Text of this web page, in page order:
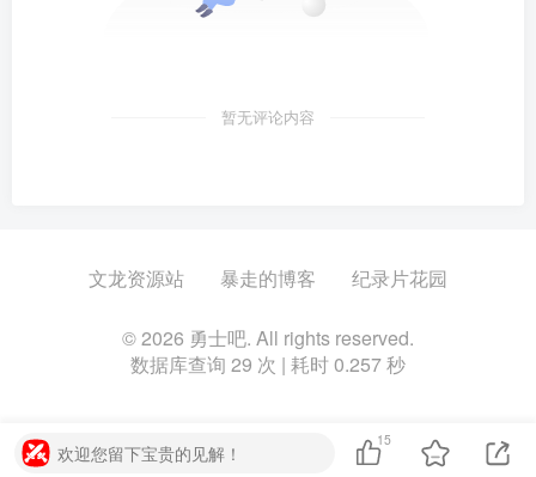
暂无评论内容
文龙资源站 暴走的博客 纪录片花园
© 2026 勇士吧. All rights reserved.
数据库查询 29 次 | 耗时 0.257 秒
欢迎您留下宝贵的见解！
15